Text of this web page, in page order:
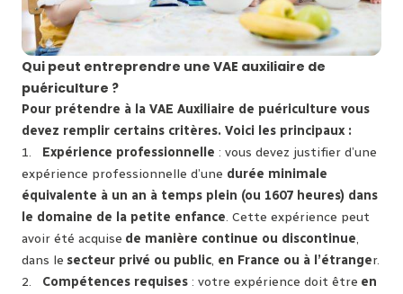
Qui peut entreprendre une VAE auxiliaire de
puériculture ?
Pour prétendre à la VAE Auxiliaire de puériculture vous
devez remplir certains critères. Voici les principaux :
1. Expérience professionnelle : vous devez justifier d’une
expérience professionnelle d’une durée minimale
équivalente à un an à temps plein (ou 1607 heures) dans
le domaine de la petite enfance. Cette expérience peut
avoir été acquise de manière continue ou discontinue,
dans le secteur privé ou public, en France ou à l’étranger.
2. Compétences requises : votre expérience doit être en